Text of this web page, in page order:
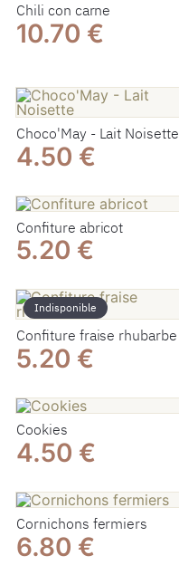
Chili con carne
10.70 €
Choco'May - Lait Noisette
4.50 €
Confiture abricot
5.20 €
Indisponible
Confiture fraise rhubarbe
5.20 €
Cookies
4.50 €
Cornichons fermiers
6.80 €